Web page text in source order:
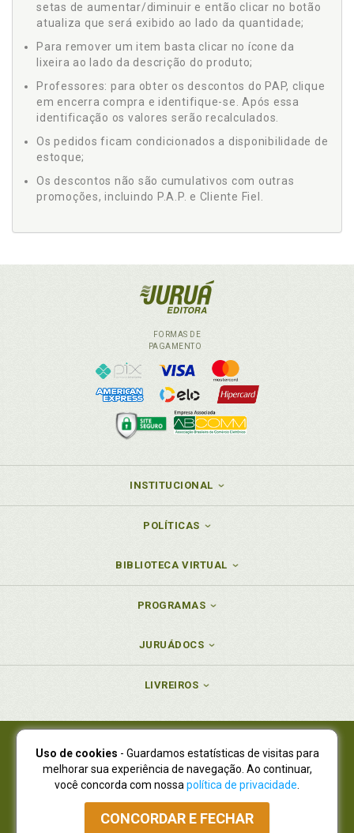
setas de aumentar/diminuir e então clicar no botão
atualiza que será exibido ao lado da quantidade;
Para remover um item basta clicar no ícone da
lixeira ao lado da descrição do produto;
Professores: para obter os descontos do PAP, clique
em encerra compra e identifique-se. Após essa
identificação os valores serão recalculados.
Os pedidos ficam condicionados a disponibilidade de
estoque;
Os descontos não são cumulativos com outras
promoções, incluindo P.A.P. e Cliente Fiel.
FORMAS DE
PAGAMENTO
INSTITUCIONAL
POLÍTICAS
BIBLIOTECA VIRTUAL
PROGRAMAS
JURUÁDOCS
LIVREIROS
Juruá Editora Ltda., CNPJ 77.535.508/0001-19
Juruá Informática Ltda., CNPJ 01.701.561/0001-80
NOVO ENDEREÇO:R. Flávio Dallegrave, 7665, São Lourenço |
Curitiba - Paraná - CEP 82210-310
Atendimento: (41) 4009-3900|Vendas Atacado: (41) 4009-3939
Uso de cookies - Guardamos estatísticas de visitas para
melhorar sua experiência de navegação. Ao continuar,
você concorda com nossa política de privacidade
CONCORDAR E FECHAR